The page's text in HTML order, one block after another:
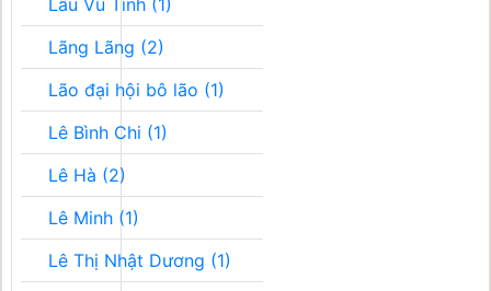
Lâu Vũ Tình (1)
Lãng Lãng (2)
Lão đại hội bô lão (1)
Lê Bình Chi (1)
Lê Hà (2)
Lê Minh (1)
Lê Thị Nhật Dương (1)